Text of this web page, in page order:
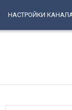
НАСТРОЙКИ